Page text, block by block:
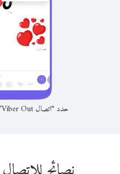
حدد “اتصال Viber Out” من عنوان المحادثة